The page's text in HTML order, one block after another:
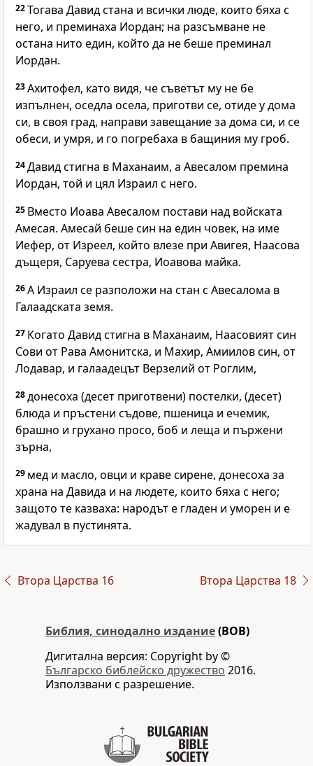
22Тогава Давид стана и всички люде, които бяха с
него, и преминаха Иордан; на разсъмване не
остана нито един, който да не беше преминал
Иордан.
23Ахитофел, като видя, че съветът му не бе
изпълнен, оседла осела, приготви се, отиде у дома
си, в своя град, направи завещание за дома си, и се
обеси, и умря, и го погребаха в бащиния му гроб.
24Давид стигна в Маханаим, а Авесалом премина
Иордан, той и цял Израил с него.
25 Вместо Иоава Авесалом постави над войската
Амесая. Амесай беше син на един човек, на име
Иефер, от Изреел, който влезе при Авигея, Наасова
дъщеря, Саруева сестра, Иоавова майка.
26А Израил се разположи на стан с Авесалома в
Галаадската земя.
27 Когато Давид стигна в Маханаим, Наасовият син
Сови от Рава Амонитска, и Махир, Амиилов син, от
Лодавар, и галаадецът Верзелий от Роглим,
28донесоха (десет приготвени) постелки, (десет)
блюда и пръстени съдове, пшеница и ечемик,
брашно и грухано просо, боб и леща и пържени
зърна,
29 мед и масло, овци и краве сирене, донесоха за
храна на Давида и на людете, които бяха с него;
защото те казваха: народът е гладен и уморен и е
жадувал в пустинята.
Втора Царства 16 Втора Царства 18
Библия, синодално издание(BOB)
Дигитална версия: Copyright by ©
Българско библейско дружество 2016.
Използвани с разрешение.